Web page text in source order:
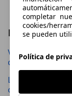
completar
cookies/
se pueden
Política de
Leer
VÍDEO| Prueba
que un Mercedes
Lexus se
con la nueva